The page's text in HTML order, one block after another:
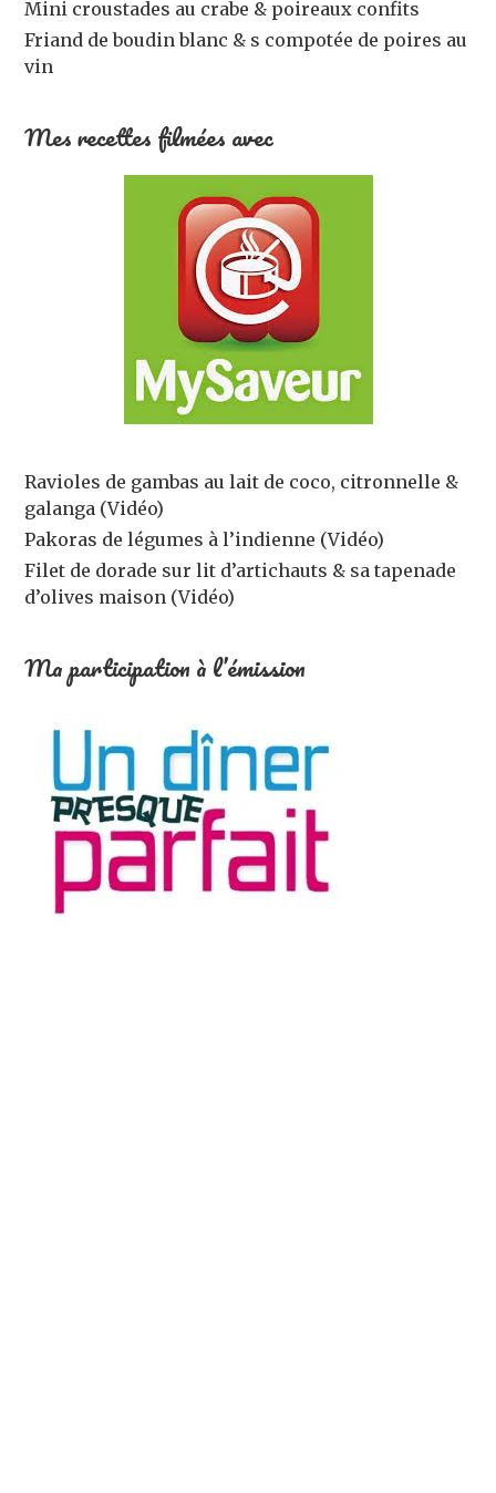
Mini croustades au crabe & poireaux confits
Friand de boudin blanc & s compotée de poires au
vin
Mes recettes filmées avec
Ravioles de gambas au lait de coco, citronnelle &
galanga (Vidéo)
Pakoras de légumes à l’indienne (Vidéo)
Filet de dorade sur lit d’artichauts & sa tapenade
d’olives maison (Vidéo)
Ma participation à l’émission